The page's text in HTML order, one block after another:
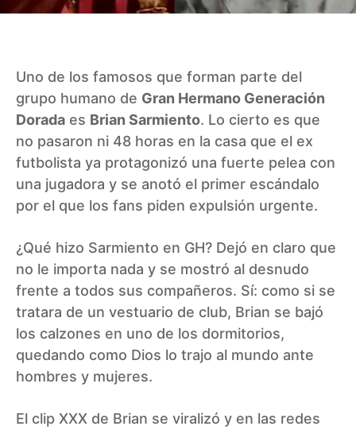
Uno de los famosos que forman parte del
grupo humano de Gran Hermano Generación
Dorada es Brian Sarmiento. Lo cierto es que
no pasaron ni 48 horas en la casa que el ex
futbolista ya protagonizó una fuerte pelea con
una jugadora y se anotó el primer escándalo
por el que los fans piden expulsión urgente.
¿Qué hizo Sarmiento en GH? Dejó en claro que
no le importa nada y se mostró al desnudo
frente a todos sus compañeros. Sí: como si se
tratara de un vestuario de club, Brian se bajó
los calzones en uno de los dormitorios,
quedando como Dios lo trajo al mundo ante
hombres y mujeres.
El clip XXX de Brian se viralizó y en las redes